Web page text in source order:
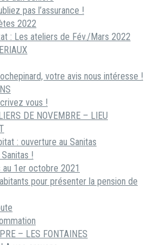
pas l’assurance !
2022
: Les ateliers de Fév./Mars 2022
votre avis nous intéresse !
vous !
DE NOVEMBRE – LIEU
: ouverture au Sanitas
!
1er octobre 2021
pour présenter la pension de
– LES FONTAINES